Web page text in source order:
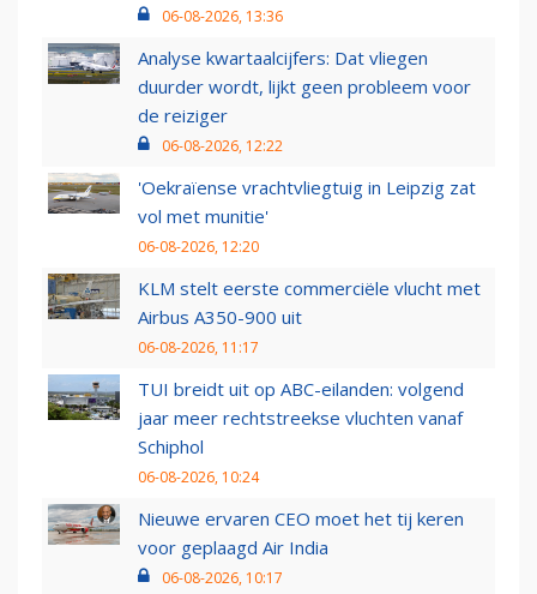
06-08-2026, 13:36
Analyse kwartaalcijfers: Dat vliegen
duurder wordt, lijkt geen probleem voor
de reiziger
06-08-2026, 12:22
'Oekraïense vrachtvliegtuig in Leipzig zat
vol met munitie'
06-08-2026, 12:20
KLM stelt eerste commerciële vlucht met
Airbus A350-900 uit
06-08-2026, 11:17
TUI breidt uit op ABC-eilanden: volgend
jaar meer rechtstreekse vluchten vanaf
Schiphol
06-08-2026, 10:24
Nieuwe ervaren CEO moet het tij keren
voor geplaagd Air India
06-08-2026, 10:17